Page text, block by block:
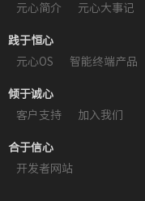
元心简介
元心大事记
践于恒心
元心OS
智能终端产品
倾于诚心
客户支持
加入我们
合于信心
开发者网站